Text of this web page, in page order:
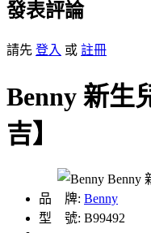
發表評論
請先 登入 或 註冊
Benny 新生
吉】
品 牌: Benny
型 號: B99492